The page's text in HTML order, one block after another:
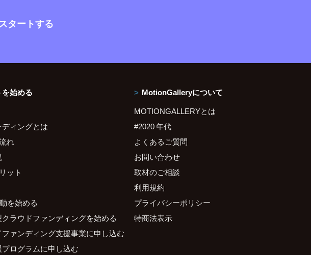
タートする
始める
ィングとは
れ
ット
を始める
ラウドファンディングを始める
ァンディング支援事業に申し込む
ログラムに申し込む
MotionGalleryについて
MOTIONGALLERYとは
#2020 年代
よくあるご質問
お問い合わせ
取材のご相談
利用規約
プライバシーポリシー
特商法表示